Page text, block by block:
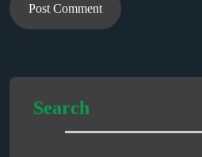
Post Comment
Search